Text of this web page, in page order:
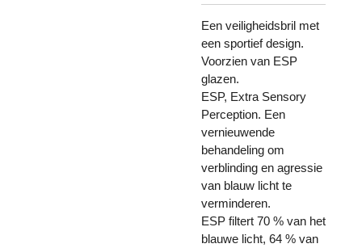
Een veiligheidsbril met
een sportief design.
Voorzien van ESP
glazen.
ESP, Extra Sensory
Perception. Een
vernieuwende
behandeling om
verblinding en agressie
van blauw licht te
verminderen.
ESP filtert 70 % van het
blauwe licht, 64 % van